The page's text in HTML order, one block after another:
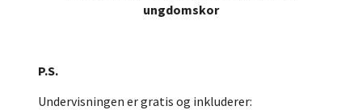
ungdomskor
P.S.
Undervisningen er gratis og inkluderer: